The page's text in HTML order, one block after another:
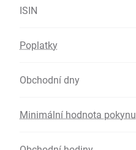
ISIN
Poplatky
Obchodní dny
Minimální hodnota pokynu